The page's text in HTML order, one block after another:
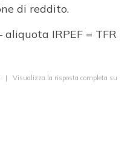
di reddito.
aliquota IRPEF = TFR
| Visualizza la risposta completa su